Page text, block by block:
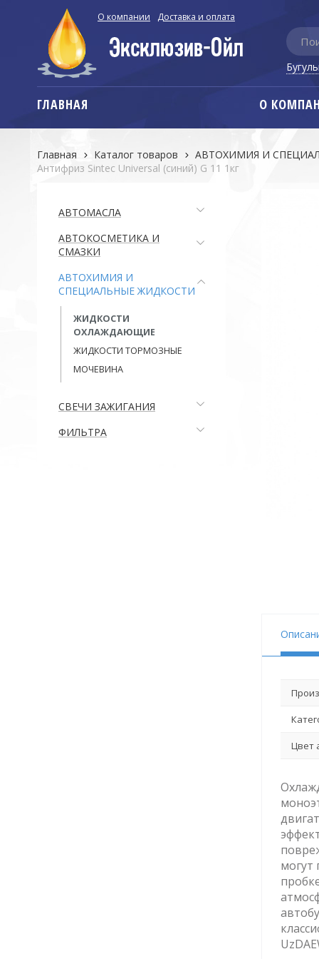
О компании Доставка и оплата
ГЛАВНАЯ О
Главная Каталог товаров АВТОХИМИЯ И
Антифриз Sintec Universal (синий) G 11 1кг
АВТОМАСЛА
АВТОКОСМЕТИКА И
СМАЗКИ
АВТОХИМИЯ И
СПЕЦИАЛЬНЫЕ ЖИДКОСТИ
ЖИДКОСТИ
ОХЛАЖДАЮЩИЕ
ЖИДКОСТИ ТОРМОЗНЫЕ
МОЧЕВИНА
СВЕЧИ ЗАЖИГАНИЯ
ФИЛЬТРА
Цвет
могут